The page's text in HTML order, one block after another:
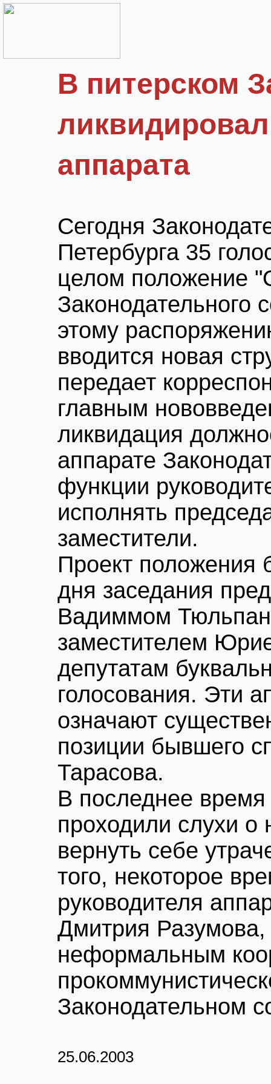
В питерском
аппарата
Сегодня
Петербурга 35
целом положение
Законодательного
этому
вводится новая
передает
главным
ликвидация
аппарате
функции
исполнять
заместители.
Проект положения
дня заседания
Вадиммом
заместителем
депутатам
голосования. Эти
означают
позиции бывшего
Тарасова.
В последнее время
проходили слухи о
вернуть себе
того, некоторое
руководителя
Дмитрия Разумова,
неформальным
Законодательном
25.06.2003